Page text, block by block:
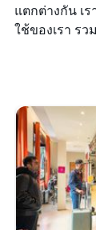
มา
เฉลี่ย
ของ
แตกต่างกัน เ
ใช้ของเรา ร